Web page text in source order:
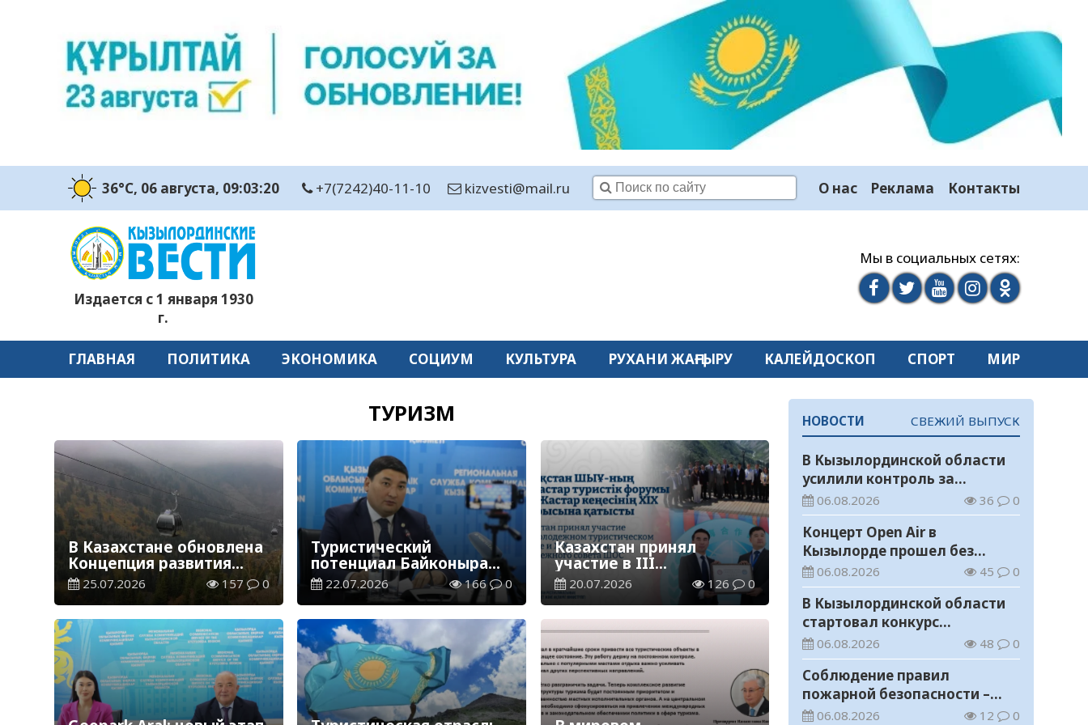
36°C, 06 августа, 09:03:21 +7(7242)40-11-10 kizvesti@mail.ru О нас Реклама Контакты
Издается с 1 января 1930
г.
Мы в социальных сетях:
ГЛАВНАЯ ПОЛИТИКА ЭКОНОМИКА СОЦИУМ КУЛЬТУРА РУХАНИ ЖАҢҒЫРУ КАЛЕЙДОСКОП СПОРТ МИР
ТУРИЗМ
В Казахстане обновлена
Концепция развития
туристской отрасли —
2029
25.07.2026 157 0
Туристический
потенциал Байконыра
продолжает расти
22.07.2026 166 0
Казахстан принял
участие в III
Молодежном
туристическом форуме
и XIX заседании
Молодежного совета
ШОС
20.07.2026 126 0
НОВОСТИ СВЕЖИЙ ВЫПУСК
В Кызылординской области
усилили контроль за
финансовой дисциплиной
06.08.2026 36 0
Концерт Open Air в
Кызылорде прошел без
нарушений общественного
порядка
06.08.2026 45 0
В Кызылординской области
стартовал конкурс
видеороликов о семейных
ценностях и Конституции
06.08.2026 48 0
Соблюдение правил
пожарной безопасности –
обязанность каждого
06.08.2026 12 0